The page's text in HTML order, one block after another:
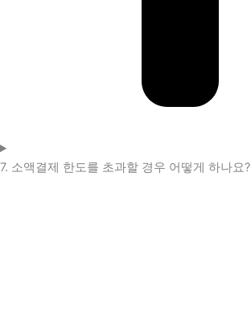
7. 소액결제 한도를 초과할 경우 어떻게 하나요?